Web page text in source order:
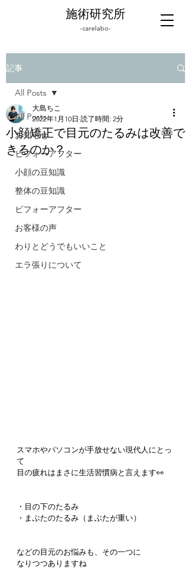
施術研究所
-carelabo-
記事
All Posts
お知らせ
ビフォーアフター
小顔の豆知識
整体の豆知識
ビフォーアフター
お客様の声
わりとどうでもいいこと
エラ張りについて
All Posts
小顔矯正で目元のたるみは改善で
きるのか？
大島ちこ
2022年1月10日 読了時間: 2分
スマホやパソコンが手放せない現代人にとっ
て
目の疲れはまさに生活習慣病と言えます👀
・目の下のたるみ
・まぶたのたるみ（まぶたが重い）
などの目元のお悩みも、その一つに
なりつつありますね